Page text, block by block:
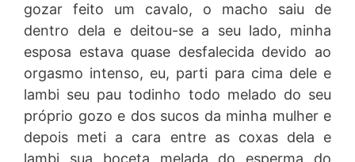
gozar feito um cavalo, o macho saiu de
dentro dela e deitou-se a seu lado, minha
esposa estava quase desfalecida devido ao
orgasmo intenso, eu, parti para cima dele e
lambi seu pau todinho todo melado do seu
próprio gozo e dos sucos da minha mulher e
depois meti a cara entre as coxas dela e
lambi sua boceta melada do esperma do